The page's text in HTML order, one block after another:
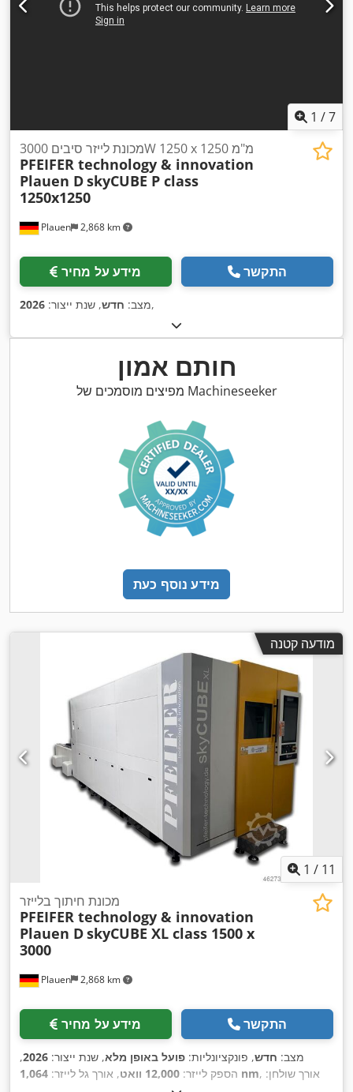
1 /7
Plauen 2,868 km
מכונת לייזר סיבים 3000W 1250 x 1250 מ"מ
PFEIFER technology & innovation
Plauen DskyCUBE P class
1250x1250
מידע על מחיר התקשר
מצב: חדש, שנת ייצור: 2026 ,
חותם אמון
מפיצים מוסמכים של Machineseeker
מידע נוסף כעת
מודעה קטנה
1 / 11
Plauen 2,868 km
מכונת חיתוך בלייזר
PFEIFER technology & innovation
Plauen DskyCUBE XL class 1500 x
3000
מידע על מחיר התקשר
מצב: חדש, פונקציונליות: פועל באופן מלא, שנת ייצור: 2026
,
הספק לייזר: 12,000 וואט , אורך גל לייזר: 1,064 nm , אורך שולחן: